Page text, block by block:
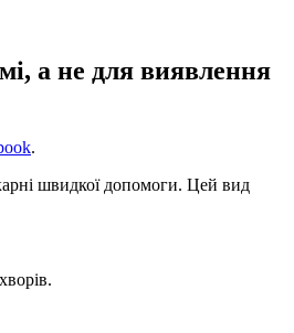
а не для виявлення
.
швидкої допомоги. Цей вид